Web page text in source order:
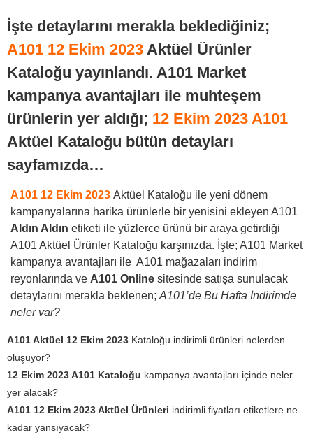
İşte detaylarını merakla beklediğiniz;
A101 12 Ekim 2023 Aktüel Ürünler
Kataloğu yayınlandı. A101 Market
kampanya avantajları ile muhteşem
ürünlerin yer aldığı; 12 Ekim 2023 A101
Aktüel Kataloğu bütün detayları
sayfamızda…
A101 12 Ekim 2023 Aktüel Kataloğu ile yeni dönem
kampanyalarına harika ürünlerle bir yenisini ekleyen A101
Aldın Aldın etiketi ile yüzlerce ürünü bir araya getirdiği
A101 Aktüel Ürünler Kataloğu karşınızda. İşte; A101 Market
kampanya avantajları ile A101 mağazaları indirim
reyonlarında ve A101 Online sitesinde satışa sunulacak
detaylarını merakla beklenen; A101’de Bu Hafta İndirimde
neler var?
A101 Aktüel 12 Ekim 2023 Kataloğu indirimli ürünleri nelerden
oluşuyor?
12 Ekim 2023 A101 Kataloğu kampanya avantajları içinde neler
yer alacak?
A101 12 Ekim 2023 Aktüel Ürünleri indirimli fiyatları etiketlere ne
kadar yansıyacak?